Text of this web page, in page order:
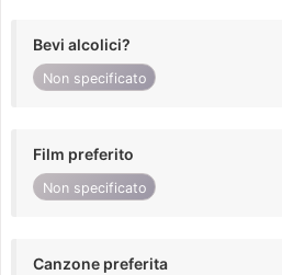
Bevi alcolici?
Non specificato
Film preferito
Non specificato
Canzone preferita